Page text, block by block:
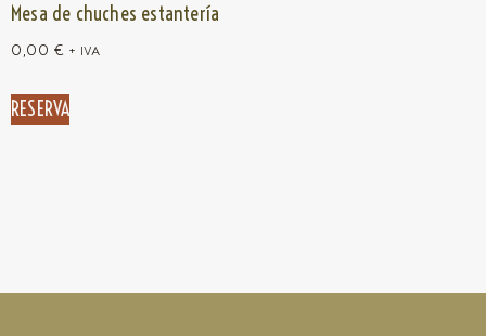
Mesa de chuches estantería
0,00 € + IVA
RESERVA